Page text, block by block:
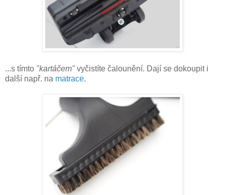
...s tímto "kartáčem" vyčistíte čalounění. Dají se dokoupit i
další např. na matrace.